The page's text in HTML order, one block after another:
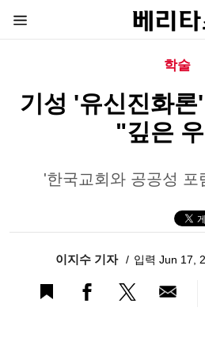
학술
기성 '유신진화론
"깊은
'한국교회와 공공성 포
이지수 기자 입력 Jun 17,